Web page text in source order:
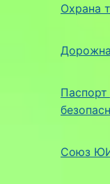
Охрана
Союз